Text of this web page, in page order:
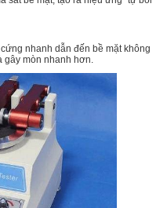
nhanh dẫn đến bề mặt không
gây mòn nhanh hơn.